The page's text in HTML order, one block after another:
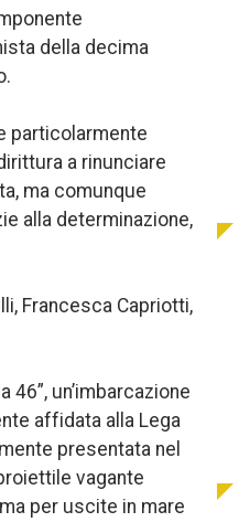
della decima
particolarmente
a rinunciare
ma comunque
alla determinazione,
Francesca Capriotti,
un’imbarcazione
affidata alla Lega
presentata nel
vagante
per uscite in mare